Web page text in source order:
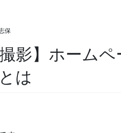
保
影】ホーム
は